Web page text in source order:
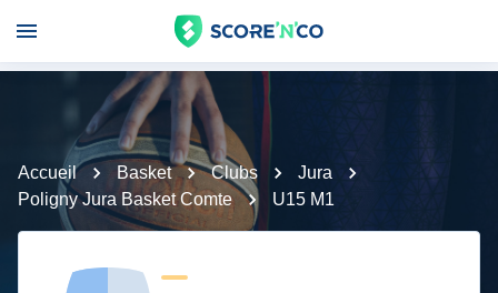
Accueil Basket Clubs
Jura
Poligny Jura Basket Comte
U15 M1